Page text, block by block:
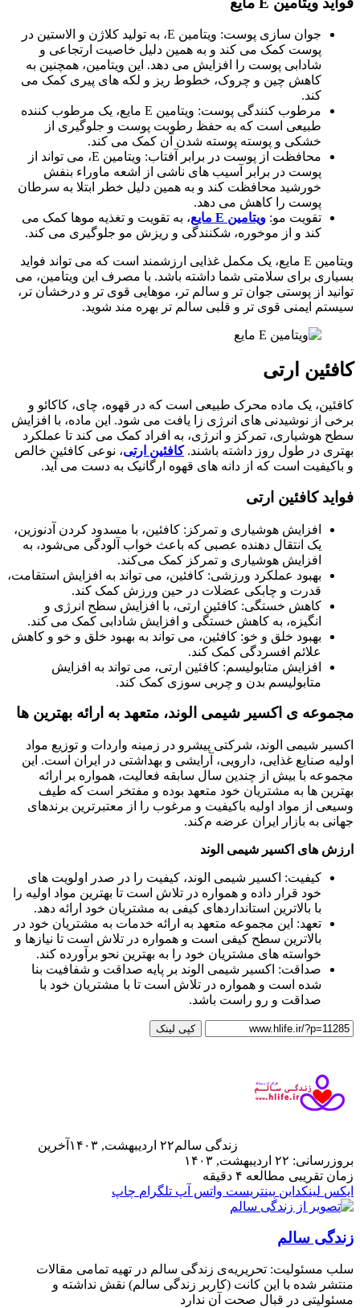
جوان ‌سازی پوست: ویتامین E، به تولید کلاژن و الاستین در
پوست کمک می‌ کند و به همین دلیل خاصیت ارتجاعی و
شادابی پوست را افزایش می‌ دهد. این ویتامین، همچنین به
کاهش چین و چروک، خطوط ریز و لکه‌ های پیری کمک می‌
کند.
مرطوب ‌کنندگی پوست: ویتامین E مایع، یک مرطوب ‌کننده
طبیعی است که به حفظ رطوبت پوست و جلوگیری از
خشکی و پوسته پوسته شدن آن کمک می ‌کند.
محافظت از پوست در برابر آفتاب: ویتامین E، می ‌تواند از
پوست در برابر آسیب‌ های ناشی از اشعه ماوراء بنفش
خورشید محافظت کند و به همین دلیل خطر ابتلا به سرطان
پوست را کاهش می ‌دهد.
تقویت مو: ویتامین E مایع، به تقویت و تغذیه موها کمک می‌
کند و از موخوره، شکنندگی و ریزش مو جلوگیری می‌ کند.
ویتامین E مایع، یک مکمل غذایی ارزشمند است که می ‌تواند فواید
بسیاری برای سلامتی شما داشته باشد. با مصرف این ویتامین، می
‌توانید از پوستی جوان ‌تر و سالم ‌تر، موهایی قوی ‌تر و درخشان ‌تر،
سیستم ایمنی قوی ‌تر و قلبی سالم ‌تر بهره‌ مند شوید.
کافئین ارتی
کافئین، یک ماده محرک طبیعی است که در قهوه، چای، کاکائو و
برخی از نوشیدنی‌ های انرژی ‌زا یافت می ‌شود. این ماده، با افزایش
سطح هوشیاری، تمرکز و انرژی، به افراد کمک می ‌کند تا عملکرد
بهتری در طول روز داشته باشند.کافئین ارتی، نوعی کافئین خالص
و باکیفیت است که از دانه ‌های قهوه ارگانیک به دست می ‌آید.
فواید کافئین ارتی
افزایش هوشیاری و تمرکز: کافئین، با مسدود کردن آدنوزین،
یک انتقال دهنده عصبی که باعث خواب آلودگی می‌شود، به
افزایش هوشیاری و تمرکز کمک می‌کند.
بهبود عملکرد ورزشی: کافئین، می ‌تواند به افزایش استقامت،
قدرت و چابکی عضلات در حین ورزش کمک کند.
کاهش خستگی: کافئین ارتی، با افزایش سطح انرژی و
انگیزه، به کاهش خستگی و افزایش شادابی کمک می ‌کند.
بهبود خلق و خو: کافئین، می ‌تواند به بهبود خلق و خو و کاهش
علائم افسردگی کمک کند.
افزایش متابولیسم: کافئین ارتی، می ‌تواند به افزایش
متابولیسم بدن و چربی ‌سوزی کمک کند.
مجموعه ی اکسیر شیمی الوند، متعهد به ارائه بهترین ‌ها
اکسیر شیمی الوند، شرکتی پیشرو در زمینه واردات و توزیع مواد
اولیه صنایع غذایی، دارویی، آرایشی و بهداشتی در ایران است. این
مجموعه با بیش از چندین سال سابقه فعالیت، همواره بر ارائه
بهترین ‌ها به مشتریان خود متعهد بوده و مفتخر است که طیف
وسیعی از مواد اولیه باکیفیت و مرغوب را از معتبرترین برندهای
جهانی به بازار ایران عرضه م‌کند.
ارزش ‌های اکسیر شیمی الوند
کیفیت: اکسیر شیمی الوند، کیفیت را در صدر اولویت ‌های
خود قرار داده و همواره در تلاش است تا بهترین مواد اولیه را
با بالاترین استانداردهای کیفی به مشتریان خود ارائه دهد.
تعهد: این مجموعه متعهد به ارائه خدمات به مشتریان خود در
بالاترین سطح کیفی است و همواره در تلاش است تا نیازها و
خواسته‌ های مشتریان خود را به بهترین نحو برآورده کند.
صداقت: اکسیر شیمی الوند بر پایه صداقت و شفافیت بنا
شده است و همواره در تلاش است تا با مشتریان خود با
صداقت و رو راست باشد.
کپی لینک
زندگی سالم۲۲ اردیبهشت, ۱۴۰۳
آخرین
بروزرسانی: ۲۲ اردیبهشت, ۱۴۰۳
زمان تقریبی مطالعه ۴ دقیقه
ایکس لینکداین پینتریست واتس آپ تلگرام چاپ
زندگی سالم
سلب‌ مسئولیت: تحریریه‌ی زندگی سالم در تهیه‌ تمامی مقالات
منتشر شده با این کانت (کاربر زندگی سالم) نقش نداشته و
مسئولیتی در قبال صحت آن ندارد